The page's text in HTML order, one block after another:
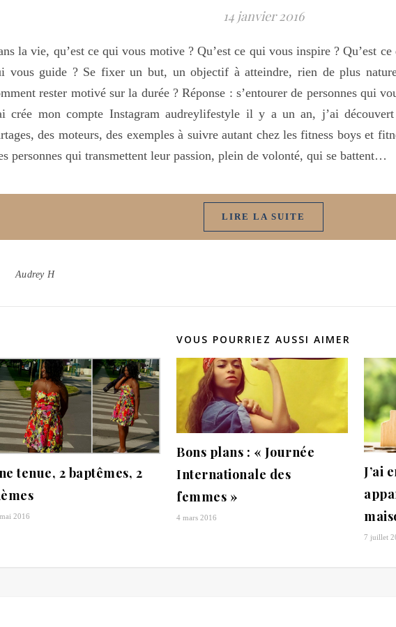
14 janvier 2016
la vie, qu’est ce qui vous motive ? Qu’est ce qui vous inspire ? Qu’est ce
vous guide ? Se fixer un but, un objectif à atteindre, rien de plus
rester motivé sur la durée ? Réponse : s’entourer de personnes qui
crée mon compte Instagram audreylifestyle il y a un an, j’ai
des moteurs, des exemples à suivre autant chez les fitness boys et
personnes qui transmettent leur passion, plein de volonté, qui se battent…
LIRE LA SUITE
Audrey H
VOUS POURRIEZ AUSSI AIMER
tenue, 2 baptêmes, 2
2016
Bons plans : « Journée
Internationale des
femmes »
4 mars 2016
J’ai
7 juillet